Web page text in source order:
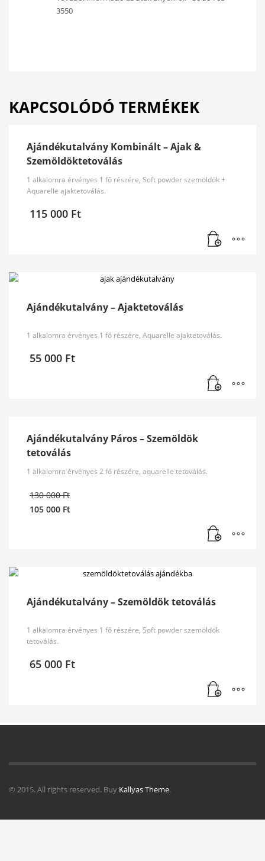
3550
KAPCSOLÓDÓ TERMÉKEK
Ajándékutalvány Kombinált – Ajak &
Szemöldöktetoválás
1 alkalomra érvényes 1 fő részére, Soft powder szemöldök +
Aquarelle ajaktetoválás.
115 000 Ft
Ajándékutalvány – Ajaktetoválás
1 alkalomra érvényes 1 fő részére, Aquarelle ajaktetoválás.
55 000 Ft
Ajándékutalvány Páros – Szemöldök
tetoválás
1 alkalomra érvényes 2 fő részére, aquarelle tetoválás.
130 000Ft
105 000 Ft
Ajándékutalvány – Szemöldök tetoválás
1 alkalomra érvényes 1 fő részére, Soft powder szemöldök
tetoválás.
65 000 Ft
© 2015. All rights reserved. Buy Kallyas Theme.